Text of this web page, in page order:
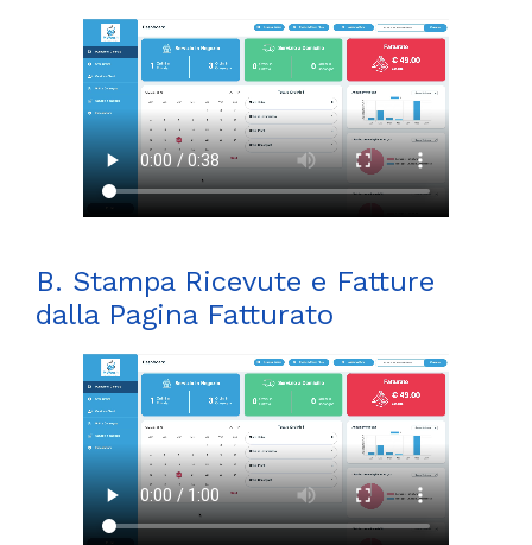
B. Stampa Ricevute e Fatture
dalla Pagina Fatturato